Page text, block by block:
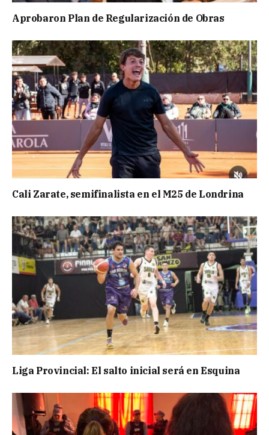
Aprobaron Plan de Regularización de Obras
Cali Zarate, semifinalista en el M25 de Londrina
Liga Provincial: El salto inicial será en Esquina